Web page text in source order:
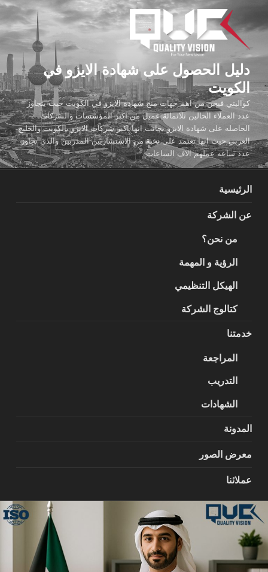
المحتوى
دليل الحصول على شهادة الايزو في
الكويت
كواليتي فيجن من اهم جهات منح شهادة الايزو في الكويت حيث يتجاوز
عدد العملاء الحالين ثلاثمائة عميل من اكبر المؤسسات والشركات
الحاصله على شهادة الايزو بجانب انها اكبر شركات الايزو بالكويت والخليج
العربي حيث انها تعتمد على نخبة من الاستشاريين المدربين والذي تجاوز
عدد ساعه عملهم الاف الساعات
الرئيسية
عن الشركة
من نحن؟
الرؤية و المهمة
الهيكل التنظيمي
كتالوج الشركة
خدمتنا
المراجعة
التدريب
الشهادات
المدونة
معرض الصور
عملائنا